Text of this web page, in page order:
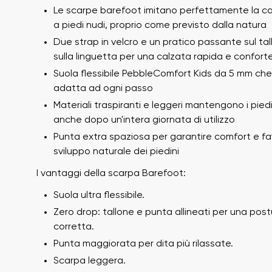
Le scarpe barefoot imitano perfettamente la
a piedi nudi, proprio come previsto dalla natura
Due strap in velcro e un pratico passante sul
sulla linguetta per una calzata rapida e
Suola flessibile PebbleComfort Kids da 5 mm
adatta ad ogni passo
Materiali traspiranti e leggeri mantengono i
anche dopo un'intera giornata di utilizzo
Punta extra spaziosa per garantire comfort e
sviluppo naturale dei piedini
I vantaggi della scarpa Barefoot:
Suola ultra flessibile.
Zero drop: tallone e punta allineati per una
corretta.
Punta maggiorata per dita più rilassate.
Scarpa leggera.
Il tuo nome e
Numero d'ordine